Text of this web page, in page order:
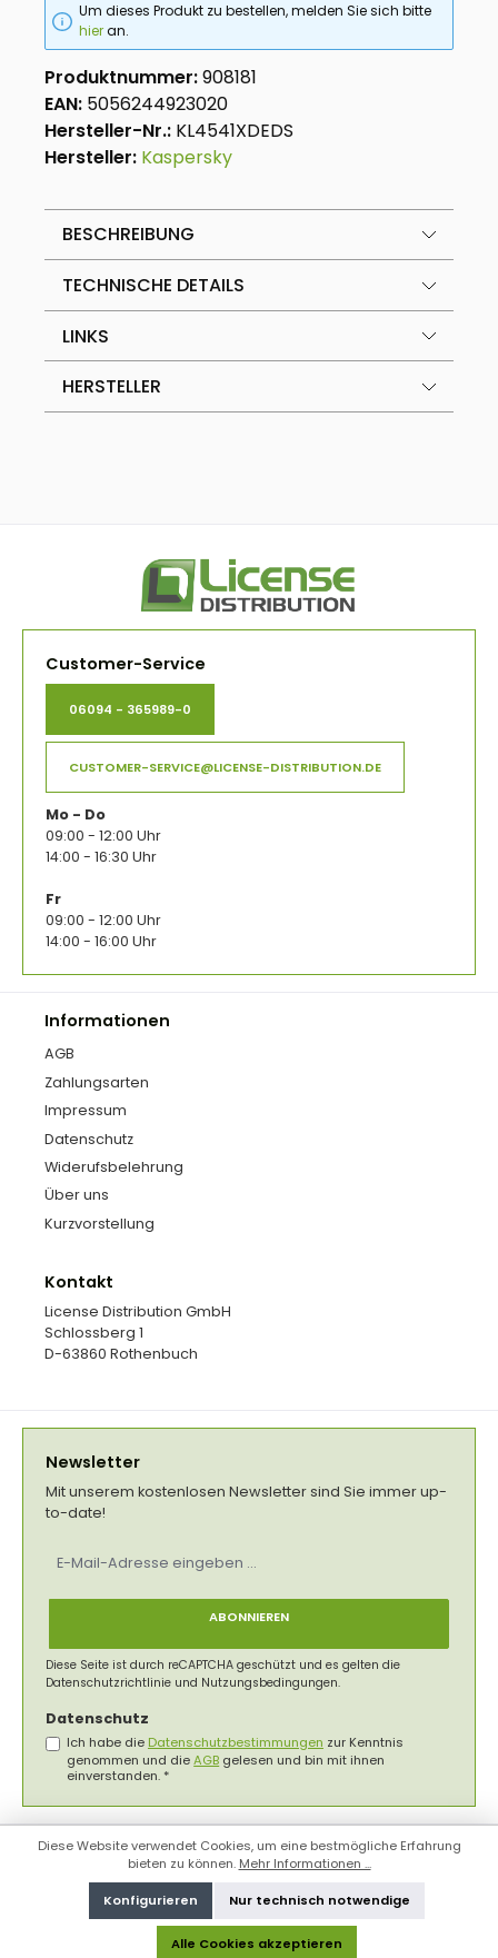
Um dieses Produkt zu bestellen, melden Sie sich bitte
hieran.
Produktnummer:908181
EAN: 5056244923020
Hersteller-Nr.: KL4541XDEDS
Hersteller: Kaspersky
BESCHREIBUNG
TECHNISCHE DETAILS
LINKS
HERSTELLER
Customer-Service
06094 - 365989-0
CUSTOMER-SERVICE@LICENSE-DISTRIBUTION.DE
Mo - Do
09:00 - 12:00 Uhr
14:00 - 16:30 Uhr
Fr
09:00 - 12:00 Uhr
14:00 - 16:00 Uhr
Informationen
AGB
Zahlungsarten
Impressum
Datenschutz
Widerufsbelehrung
Über uns
Kurzvorstellung
Kontakt
License Distribution GmbH
Schlossberg 1
D-63860 Rothenbuch
Newsletter
Mit unserem kostenlosen Newsletter sind Sie immer up-
to-date!
Mail-
ABONNIEREN
Diese Seite ist durch reCAPTCHA geschützt und es gelten die
Datenschutzrichtlinie und Nutzungsbedingungen.
Datenschutz
Ich habe die Datenschutzbestimmungen zur Kenntnis
genommen und dieAGB gelesen und bin mit ihnen
einverstanden. *
Diese Website verwendet Cookies, um eine bestmögliche Erfahrung
bieten zu können. Mehr Informationen ...
Nur technisch notwendige
Konfigurieren
Alle Cookies akzeptieren